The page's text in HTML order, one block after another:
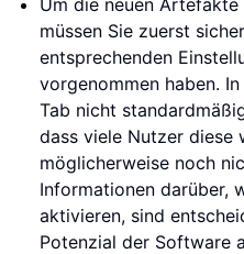
Um die neuen
müssen Sie zuerst
entsprechenden
vorgenommen haben.
Tab nicht
dass viele Nutzer diese
möglicherweise noch
Informationen darüber,
aktivieren, sind
Potenzial der Software